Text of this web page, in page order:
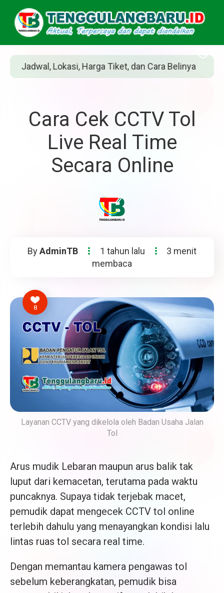
dan Cara Belinya Siapakah Jean Grey?
Cara Cek CCTV Tol
Live Real Time
Secara Online
ByAdminTB 1 tahun lalu
3 menit
membaca
8
Layanan CCTV yang dikelola oleh Badan Usaha Jalan
Tol
Arus mudik Lebaran maupun arus balik tak
luput dari kemacetan, terutama pada waktu
puncaknya. Supaya tidak terjebak macet,
pemudik dapat mengecek CCTV tol online
terlebih dahulu yang menayangkan kondisi lalu
lintas ruas tol secara real time.
Dengan memantau kamera pengawas tol
sebelum keberangkatan, pemudik bisa